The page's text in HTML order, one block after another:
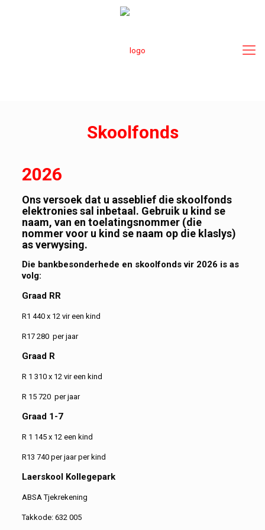
Skoolfonds
2026
Ons versoek dat u asseblief die skoolfonds
elektronies sal inbetaal. Gebruik u kind se
naam, van en toelatingsnommer (die
nommer voor u kind se naam op die klaslys)
as verwysing.
Die bankbesonderhede en skoolfonds vir 2026 is as
volg:
Graad RR
R1 440 x 12 vir een kind
R17 280 per jaar
Graad R
R 1 310 x 12 vir een kind
R 15 720 per jaar
Graad 1-7
R 1 145 x 12 een kind
R13 740 per jaar per kind
Laerskool Kollegepark
ABSA Tjekrekening
Takkode: 632 005